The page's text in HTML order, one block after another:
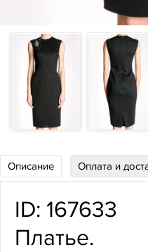
Описание Оплата и
ID: 167633
Платье.